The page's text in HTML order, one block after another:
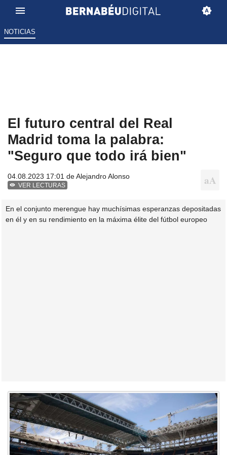
NOTICIAS
El futuro central del Real
Madrid toma la palabra:
"Seguro que todo irá bien"
04.08.2023 17:01 deAlejandro Alonso
VER LECTURAS
En el conjunto merengue hay muchísimas esperanzas depositadas
en él y en su rendimiento en la máxima élite del fútbol europeo